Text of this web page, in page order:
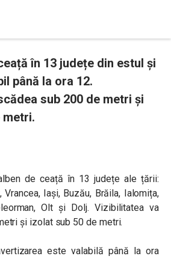
în 13 județe din estul și
până la ora 12.
sub 200 de metri și
metri.
de ceață în 13 județe ale țării:
Vrancea, Iași, Buzău, Brăila, Ialomița,
Olt și Dolj. Vizibilitatea va
și izolat sub 50 de metri.
este valabilă până la ora